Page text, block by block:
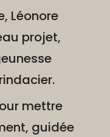
Léonore
projet,
mettre
guidée